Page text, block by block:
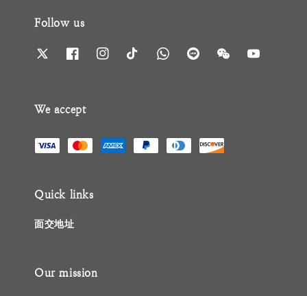
Follow us
We accept
Quick links
面交地址
Our mission